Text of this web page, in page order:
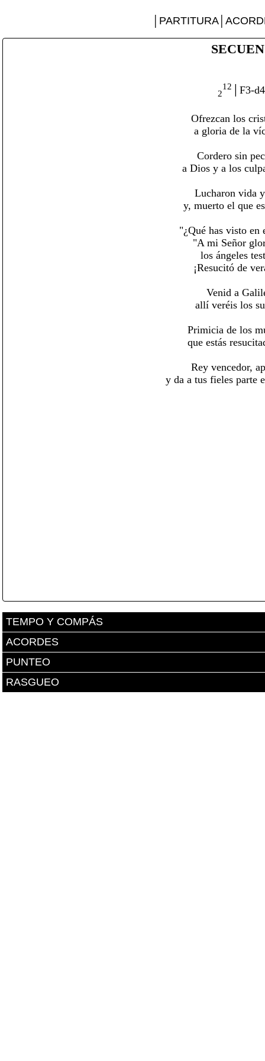
2
12 │F3-d4
Ofrezcan los
a gloria de la
Cordero sin
a Dios y a los
Lucharon vida
y, muerto el que
"¿Qué has visto en
"A mi Señor
los ángeles
¡Resucitó de
Venid a
allí veréis los
Primicia de los
que estás
Rey vencedor,
y da a tus fieles parte
TEMPO Y COMPÁS
ACORDES
PUNTEO
RASGUEO